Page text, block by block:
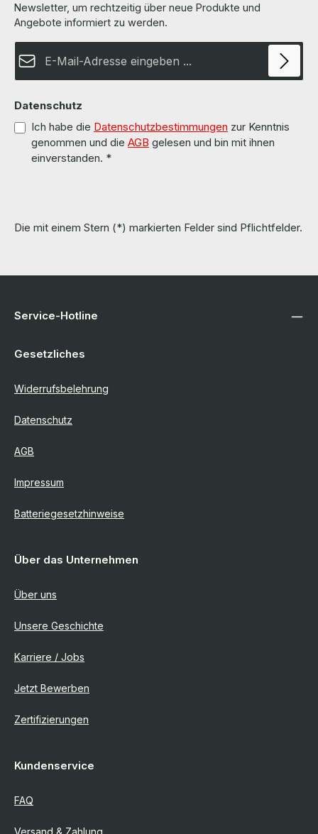
Newsletter, um rechtzeitig über neue Produkte und
Angebote informiert zu werden.
Datenschutz
Ich habe die Datenschutzbestimmungen zur Kenntnis
genommen und die AGB gelesen und bin mit ihnen
einverstanden. *
Die mit einem Stern (*) markierten Felder sind Pflichtfelder.
Service-Hotline
Gesetzliches
Widerrufsbelehrung
Datenschutz
AGB
Impressum
Batteriegesetzhinweise
Über das Unternehmen
Über uns
Unsere Geschichte
Karriere / Jobs
Jetzt Bewerben
Zertifizierungen
Kundenservice
FAQ